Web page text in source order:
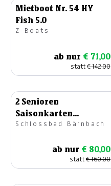
Mietboot Nr. 54 HY
Fish 5.0
Z-Boats
ab nur € 71,00
statt€ 142,00
2 Senioren
Saisonkarten
Schlossbad
Schlossbad Bärnbach
ab nur € 80,00
statt€ 160,00